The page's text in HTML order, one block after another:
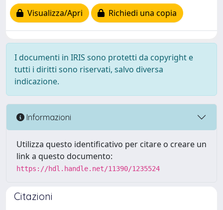
Visualizza/Apri
Richiedi una copia
I documenti in IRIS sono protetti da copyright e
tutti i diritti sono riservati, salvo diversa
indicazione.
Informazioni
Utilizza questo identificativo per citare o creare un
link a questo documento:
https://hdl.handle.net/11390/1235524
Citazioni